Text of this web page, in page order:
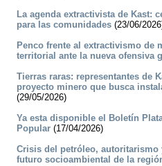
La agenda extractivista de Kast:
para las comunidades (23/06/
Penco frente al extractivismo de
territorial ante la nueva ofensiva
Tierras raras: representantes de
proyecto minero que busca
(29/05/2026)
Ya esta disponible el Boletín
Popular (17/04/2026)
Crisis del petróleo, autoritarismo
futuro socioambiental de la